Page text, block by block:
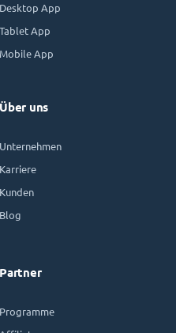
Desktop App
Tablet App
Mobile App
Über uns
Unternehmen
Karriere
Kunden
Blog
Partner
Programme